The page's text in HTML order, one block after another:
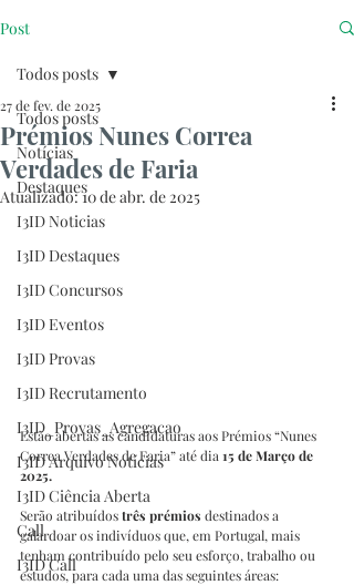
Post
Todos posts
Notícias
Destaques
I3ID Noticias
I3ID Destaques
I3ID Concursos
I3ID Eventos
I3ID Provas
I3ID Recrutamento
I3ID_Provas_Agregacao
I3ID Arquivo Notícias
I3ID Ciência Aberta
Call
I3ID Call
Todos posts
Prémios Nunes Correa
Verdades de Faria
27 de fev. de 2025
Atualizado:10 de abr. de 2025
Estão abertas as candidaturas aos Prémios “Nunes
Correa Verdades de Faria” até dia 15 de Março de
2025.
Serão atribuídos três prémios destinados a
galardoar os indivíduos que, em Portugal, mais
tenham contribuído pelo seu esforço, trabalho ou
estudos, para cada uma das seguintes áreas: